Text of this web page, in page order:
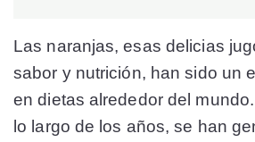
Las naranjas, esas delicias
sabor y nutrición, han sido un
en dietas alrededor del
lo largo de los años, se han